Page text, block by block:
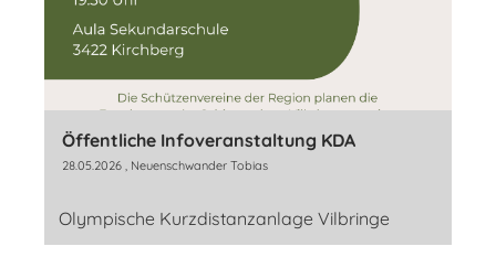
Öffentliche Infoveranstaltung KDA
28.05.2026 , Neuenschwander Tobias
Olympische Kurzdistanzanlage Vilbringe